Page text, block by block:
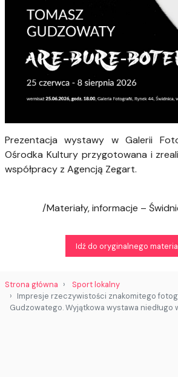
Prezentacja wystawy w Galerii
Ośrodka Kultury przygotowana i
współpracy z Agencją Zegart.
/Materiały, informacje –
Idź do oryginalnego
Strona główna
Sport lokalny
Impresje rzeczywistości znakomitego
Gudzowatego. Wyjątkowa wystawa niedługo